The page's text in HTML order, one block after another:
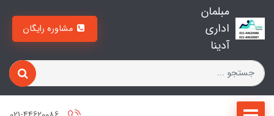
مبلمان
اداری
آدینا